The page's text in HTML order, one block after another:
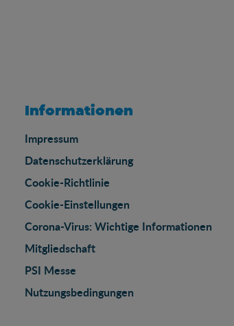
Informationen
Impressum
Datenschutzerklärung
Cookie-Richtlinie
Cookie-Einstellungen
Corona-Virus: Wichtige Informationen
Mitgliedschaft
PSI Messe
Nutzungsbedingungen